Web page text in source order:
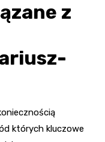
z
których kluczowe